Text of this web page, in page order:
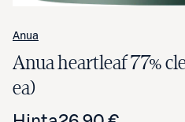
Anua
Anua heartleaf 77%
ea)